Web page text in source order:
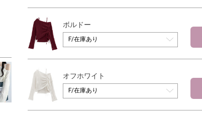
ボルドー
オフホワイト